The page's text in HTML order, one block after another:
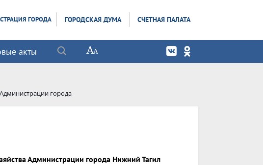
ГОРОДА ГОРОДСКАЯ ДУМА СЧЕТНАЯ ПАЛАТА
акты
города
Администрации города Нижний Тагил